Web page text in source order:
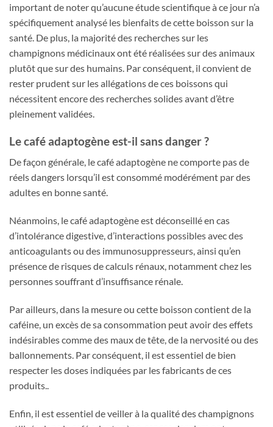
important de noter qu’aucune étude scientifique à ce jour n’a
spécifiquement analysé les bienfaits de cette boisson sur la
santé. De plus, la majorité des recherches sur les
champignons médicinaux ont été réalisées sur des animaux
plutôt que sur des humains. Par conséquent, il convient de
rester prudent sur les allégations de ces boissons qui
nécessitent encore des recherches solides avant d’être
pleinement validées.
Le café adaptogène est-il sans danger ?
De façon générale, le café adaptogène ne comporte pas de
réels dangers lorsqu’il est consommé modérément par des
adultes en bonne santé.
Néanmoins, le café adaptogène est déconseillé en cas
d’intolérance digestive, d’interactions possibles avec des
anticoagulants ou des immunosuppresseurs, ainsi qu’en
présence de risques de calculs rénaux, notamment chez les
personnes souffrant d’insuffisance rénale.
Par ailleurs, dans la mesure ou cette boisson contient de la
caféine, un excès de sa consommation peut avoir des effets
indésirables comme des maux de tête, de la nervosité ou des
ballonnements. Par conséquent, il est essentiel de bien
respecter les doses indiquées par les fabricants de ces
produits..
Enfin, il est essentiel de veiller à la qualité des champignons